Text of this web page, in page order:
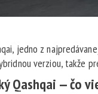
jedno z
verziou, takže
Qashqai — čo